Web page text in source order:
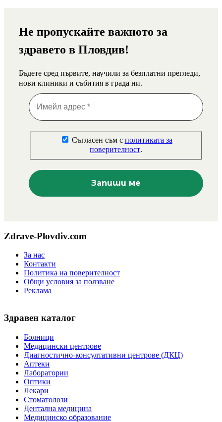
Не пропускайте важното за
здравето в Пловдив!
Бъдете сред първите, научили за безплатни прегледи,
нови клиники и събития в града ни.
Съгласен съм с политиката за
поверителност.
Zdrave-Plovdiv.com
За нас
Контакти
Политика на поверителност
Общи условия за ползване
Реклама
Здравен каталог
Болници
Медицински центрове
Диагностично-консултативни центрове (ДКЦ)
Аптеки
Лаборатории
Оптики
Лекари
Стоматолози
Дентална медицина
Медицинско образование